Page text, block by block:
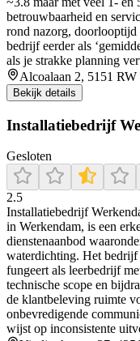
betrouwbaarheid en
rond nazorg,
bedrijf eerder als
als je strakke planning
Alcoalaan 2, 5151
Bekijk details
Installatiebedrijf
Gesloten
2.5
Installatiebedrijf
in Werkendam, is een
dienstenaanbod
waterdichting. Het bedrijf
fungeert als leerbedrijf
technische scope en
de klantbeleving ruimte
onbevredigende
wijst op inconsistente